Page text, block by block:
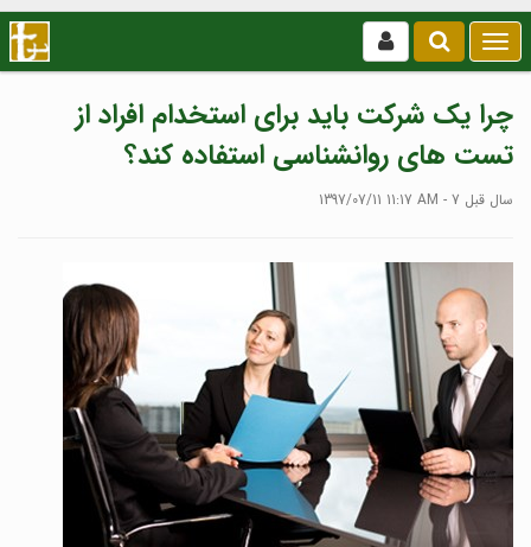
بازکردن
/
منو
چرا یک شرکت باید برای استخدام افراد از
تست های روانشناسی استفاده کند؟
1397/07/11 11:17 AM - 7 سال قبل